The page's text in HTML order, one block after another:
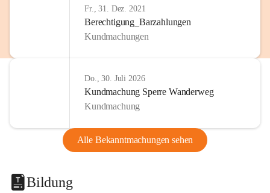
Fr., 31. Dez. 2021
Berechtigung_Barzahlungen
Kundmachungen
Do., 30. Juli 2026
Kundmachung Sperre Wanderweg
Kundmachung
Alle Bekanntmachungen sehen
Bildung